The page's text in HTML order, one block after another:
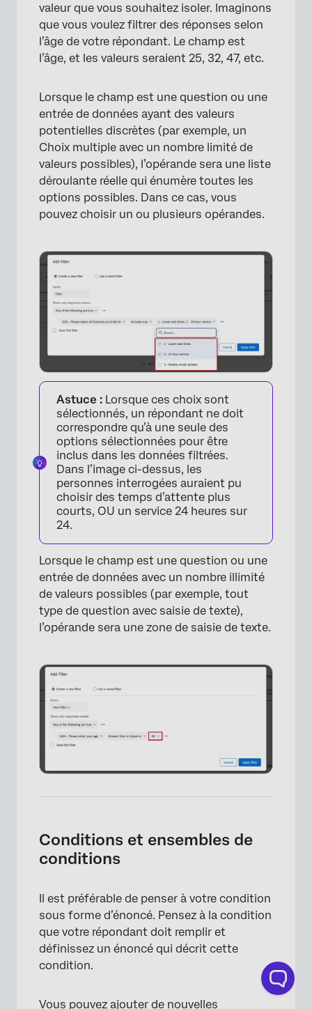
valeur que vous souhaitez isoler. Imaginons
que vous voulez filtrer des réponses selon
l’âge de votre répondant. Le champ est
l’âge, et les valeurs seraient 25, 32, 47, etc.
Lorsque le champ est une question ou une
entrée de données ayant des valeurs
potentielles discrètes (par exemple, un
Choix multiple avec un nombre limité de
valeurs possibles), l’opérande sera une liste
déroulante réelle qui énumère toutes les
options possibles. Dans ce cas, vous
pouvez choisir un ou plusieurs opérandes.
×
Astuce : Lorsque ces choix sont
sélectionnés, un répondant ne doit
correspondre qu’à une seule des
options sélectionnées pour être
inclus dans les données filtrées.
Dans l’image ci-dessus, les
personnes interrogées auraient pu
choisir des temps d’attente plus
courts, OU un service 24 heures sur
24.
Lorsque le champ est une question ou une
entrée de données avec un nombre illimité
de valeurs possibles (par exemple, tout
type de question avec saisie de texte),
l’opérande sera une zone de saisie de texte.
Conditions et ensembles de
conditions
Il est préférable de penser à votre condition
sous forme d’énoncé. Pensez à la condition
que votre répondant doit remplir et
définissez un énoncé qui décrit cette
condition.
Vous pouvez ajouter de nouvelles